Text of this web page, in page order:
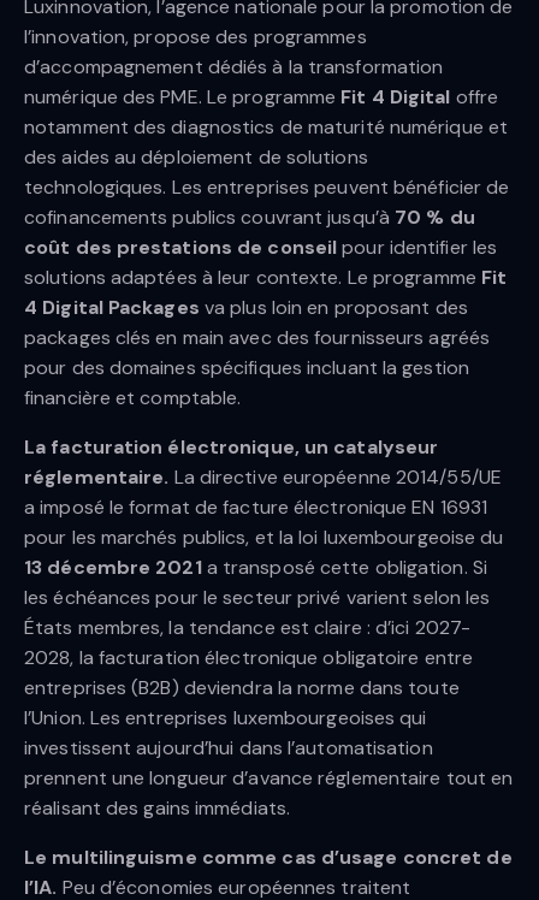
Luxinnovation, l’agence nationale pour la promotion de
l’innovation, propose des programmes
d’accompagnement dédiés à la transformation
numérique des PME. Le programme Fit 4 Digital offre
notamment des diagnostics de maturité numérique et
des aides au déploiement de solutions
technologiques. Les entreprises peuvent bénéficier de
cofinancements publics couvrant jusqu’à 70 % du
coût des prestations de conseilpour identifier les
solutions adaptées à leur contexte. Le programme Fit
4 Digital Packages va plus loin en proposant des
packages clés en main avec des fournisseurs agréés
pour des domaines spécifiques incluant la gestion
financière et comptable.
La facturation électronique, un catalyseur
réglementaire. La directive européenne 2014/55/UE
a imposé le format de facture électronique EN 16931
pour les marchés publics, et la loi luxembourgeoise du
13 décembre 2021a transposé cette obligation. Si
les échéances pour le secteur privé varient selon les
États membres, la tendance est claire : d’ici 2027-
2028, la facturation électronique obligatoire entre
entreprises (B2B) deviendra la norme dans toute
l’Union. Les entreprises luxembourgeoises qui
investissent aujourd’hui dans l’automatisation
prennent une longueur d’avance réglementaire tout en
réalisant des gains immédiats.
Le multilinguisme comme cas d’usage concret de
l’IA. Peu d’économies européennes traitent